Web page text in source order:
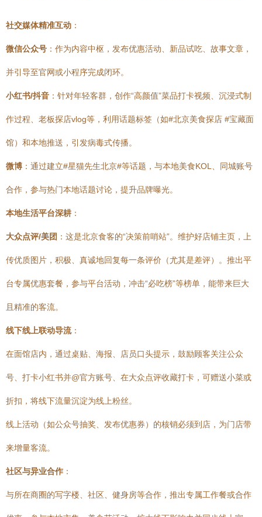
社交媒体精准互动 ：
微信公众号 ：作为内容中枢，发布优惠活动、新品试吃、故事文章，
并引导至官网或小程序完成闭环。
小红书/抖音 ：针对年轻客群，创作“高颜值”菜品打卡视频、沉浸式制
作过程、老板探店vlog等，利用话题标签（如#北京美食探店 #宝藏面
馆）和本地推送，引发病毒式传播。
微博 ：通过建立#星猫先生北京#等话题，与本地美食KOL、同城账号
合作，参与热门本地话题讨论，提升品牌曝光。
本地生活平台深耕 ：
大众点评/美团 ：这是北京食客的“决策前哨站”。维护好店铺主页，上
传优质图片，积极、真诚地回复每一条评价（尤其是差评）。推出平
台专属优惠套餐，参与平台活动，冲击“必吃榜”等榜单，能带来巨大
且精准的客流。
线下线上联动导流：
在面馆店内，通过桌贴、海报、店员口头提示，鼓励顾客关注公众
号、打卡小红书并@官方账号、在大众点评收藏打卡，可赠送小菜或
折扣，将线下流量沉淀为线上粉丝。
线上活动（如公众号抽奖、发布优惠券）的核销必须到店，为门店带
来增量客流。
社区与异业合作 ：
与所在商圈的写字楼、社区、健身房等合作，推出专属工作餐或合作